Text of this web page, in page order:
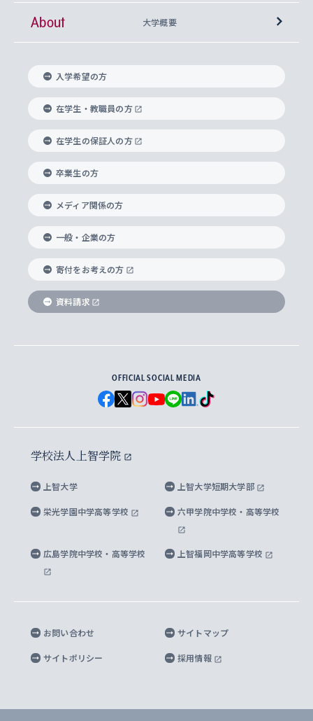
総合人間科学部
経済学部
外国語学部
総合グローバル学部
国際教養学部
理工学部
Futures） – 持続可能な未来を考える６学科連携
基盤教育センター
キリスト教人間学
身体知
思考と表現
データサイエンス
上智大学の語学教育
言語教育研究センター
上智大学のグローバル教育
グローバル教育センター
上智大学で学ぶ
海外で学ぶ
学びのサポート
大学院
神学研究科
実践宗教学研究科
総合人間科学研究科
経済学研究科
グローバル・スタディーズ研究科
助産学専攻科
生涯学習
中世思想研究所
国際言語情報研究所
グローバル・コンサーン研究所
比較文化研究所
ヨーロッパ研究所
アジア文化研究所
アメリカ・カナダ研究所
メディア・ジャーナリズム研究所
水稀少社会研究センター
先進機械・構造材料イノベーションセンター
マイクロ波サイエンス研究センター
産官学連携
知的財産
研究支援制度
重点領域研究・自由課題研究
研究活動に関する法令・研究費の使用について
課外活動
課外教育プログラム
ボランティア活動
グローバルな学びのコミュニティ
学生の相談窓口
心身の健康相談
ハラスメント防止の取り組み
障がいのある学生への支援
キャリア形成サポート
キャリア形成支援プログラム
就職（内定先）・進路統計
企業の採用ご担当者様へのご案内
住まいのサポート
上智大学で取得できる学位
入れの方針）
科目等履修生
研究生・外国人特別研究生・国費留学生
交換留学生(海外大学から上智大学で学ぶ)
ノンディグリー生
Sophia Short-term Program受講生
学費・奨学金
学部入学前に出願する奨学金
国による高等教育の修学支援新制度
大学院生対象の奨学金
海外留学する際の費用と奨学金
About 大学概要
理事長・学長メッセージ
学長・副学長紹介
上智大学の精神
上智大学の理念
上智大学の沿革
ソフィア・アーカイブズ
上智大学とカトリック
グローバルエンゲージメント
上智大学を訪れた世界の知性
国連Weeks・アフリカWeeks
ダイバーシティ＆サステナビリティへの取り組み
上智大学公式ソーシャルメディア
学校法人上智学院について
数字で見る上智大学
上智大学のネットワーク
父母・保証人とのネットワーク
学外とのネットワーク
上智大学の出版物
上智大学大学案内・大学院案内
英文広報誌 SOPHIA magazine
上智大学のビジュアル・アイデンティティ
上智大学ビジュアル・アイデンティティ
上智大学校歌 ・上智大学学生歌
上智大学への取材・キャンパスでの撮影について
上智大学の公開情報
上智大学の教育研究活動等の情報公表
内部質保証と自己点検・評価
キャンパス案内
四谷キャンパス 施設紹介
キャンパスへのアクセス
海外拠点
教職協働の取り組み
プライバシーポリシー
入学希望の方
在学生・教職員の方
在学生の保証人の方
卒業生の方
メディア関係の方
一般・企業の方
寄付をお考えの方
資料請求
OFFICIAL SOCIAL MEDIA
学校法人上智学院
上智大学 上智大学短期大学部
栄光学園中学高等学校 六甲学院中学校・高等学校
広島学院中学校・高等学校 上智福岡中学高等学校
お問い合わせ サイトマップ
サイトポリシー 採用情報